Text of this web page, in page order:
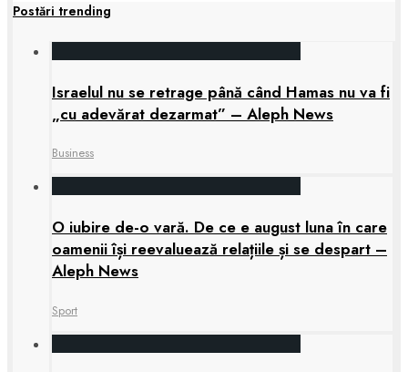
Postări trending
Israelul nu se retrage până când Hamas nu va fi
„cu adevărat dezarmat” – Aleph News
Business
O iubire de-o vară. De ce e august luna în care
oamenii își reevaluează relațiile și se despart –
Aleph News
Sport